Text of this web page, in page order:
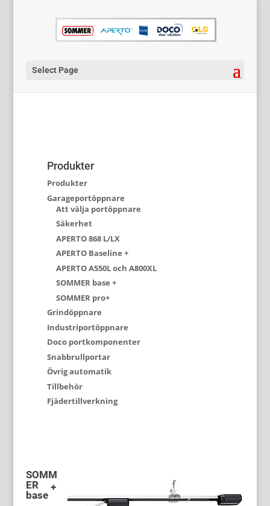
Select Page
Produkter
Produkter
Garageportöppnare
Att välja portöppnare
Säkerhet
APERTO 868 L/LX
APERTO Baseline +
APERTO A550L och A800XL
SOMMER base +
SOMMER pro+
Grindöppnare
Industriportöppnare
Doco portkomponenter
Snabbrullportar
Övrig automatik
Tillbehör
Fjädertillverkning
SOMM
ER
base
+